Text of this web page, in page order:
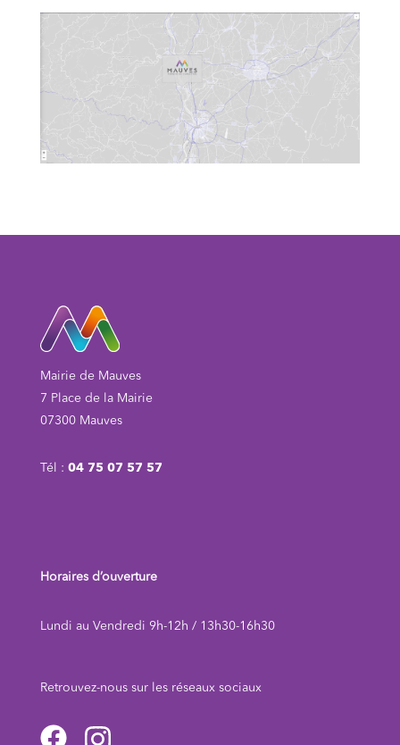
Mairie de Mauves
7 Place de la Mairie
07300 Mauves
Tél : 04 75 07 57 57
Horaires d’ouverture
Lundi au Vendredi 9h-12h / 13h30-16h30
Retrouvez-nous sur les réseaux sociaux